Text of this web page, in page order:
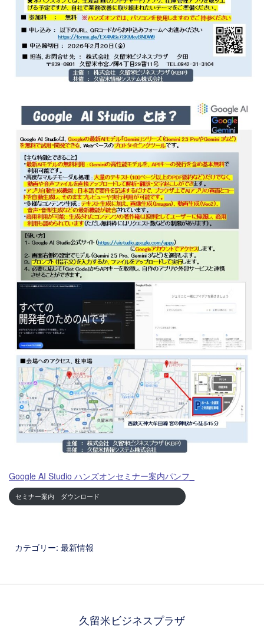
Google AI Studio ハンズオンセミナー案内パンフ_
セミナー案内 ダウンロード
カテゴリー: 最新情報
久留米ビジネスプラザ